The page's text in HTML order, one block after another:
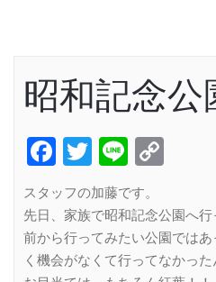
昭和記念公
Facebook
Twitter
Line
スタッフの加藤です。
先日、家族で昭和記念公園へ行
前から行ってみたい公園では
く機会がなくて行ってなかった